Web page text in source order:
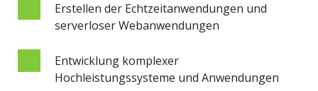
Erstellen der Echtzeitanwendungen und
serverloser Webanwendungen
Entwicklung komplexer
Hochleistungssysteme und Anwendungen